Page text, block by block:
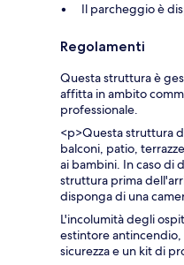
Il parcheggio è
Regolamenti
Questa struttura è
affitta in ambito
professionale.
<p>Questa struttura
balconi, patio,
ai bambini. In caso di
struttura prima
disponga di una
L'incolumità degli
estintore
sicurezza e un kit di